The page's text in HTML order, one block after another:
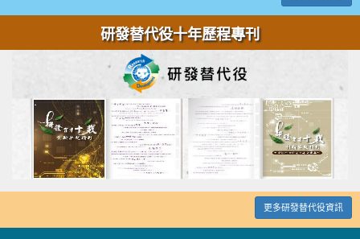
研發替代役十年歷程專刊
更多研發替代役資訊